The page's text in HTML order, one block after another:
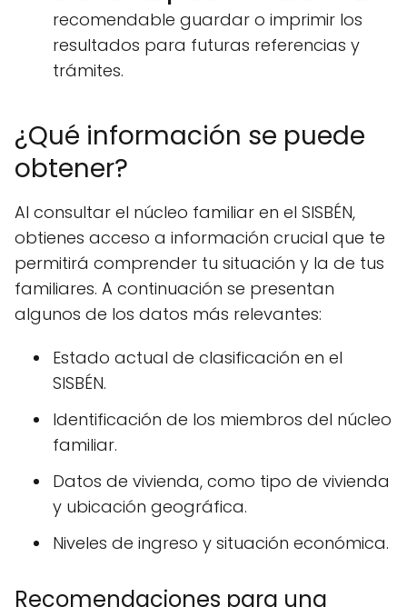
recomendable guardar o imprimir los
resultados para futuras referencias y
trámites.
¿Qué información se puede
obtener?
Al consultar el núcleo familiar en el SISBÉN,
obtienes acceso a información crucial que te
permitirá comprender tu situación y la de tus
familiares. A continuación se presentan
algunos de los datos más relevantes:
Estado actual de clasificación en el
SISBÉN.
Identificación de los miembros del núcleo
familiar.
Datos de vivienda, como tipo de vivienda
y ubicación geográfica.
Niveles de ingreso y situación económica.
Recomendaciones para una